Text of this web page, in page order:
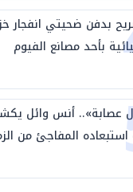
بدفن ضحيتي انفجار
بأحد مصانع الفيوم
عصابة».. أنس وائل
استبعاده المفاجئ من